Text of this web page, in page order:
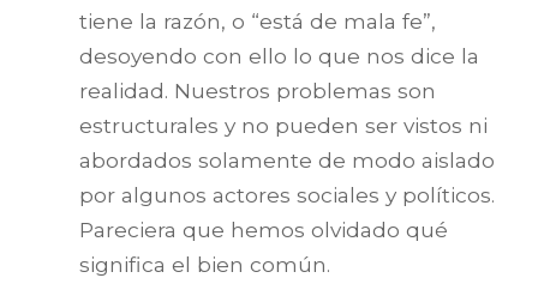
tiene la razón, o “está de mala fe”,
desoyendo con ello lo que nos dice la
realidad. Nuestros problemas son
estructurales y no pueden ser vistos ni
abordados solamente de modo aislado
por algunos actores sociales y políticos.
Pareciera que hemos olvidado qué
significa el bien común.